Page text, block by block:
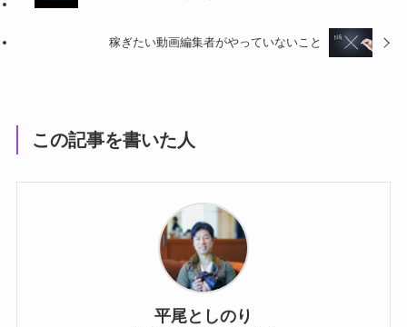
稼ぎたい動画編集者がやっていないこと
この記事を書いた人
平尾としのり